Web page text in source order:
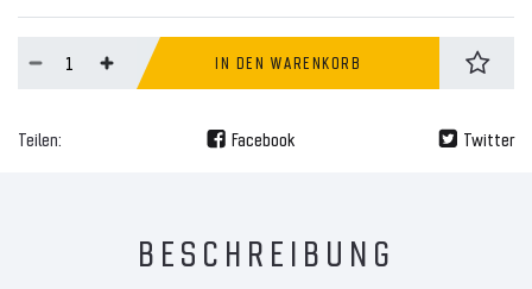
IN DEN WARENKORB
Teilen: Facebook Twitter
BESCHREIBUNG